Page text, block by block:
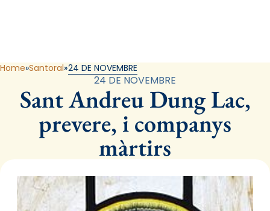
Home Santoral 24 DE NOVEMBRE
24 DE NOVEMBRE
Sant Andreu Dung Lac,
prevere, i companys
màrtirs